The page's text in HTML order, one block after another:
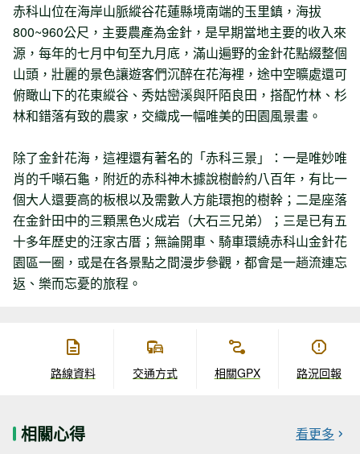
赤科山位在海岸山脈縱谷花蓮縣境南端的玉里鎮，海拔
800~960公尺，主要農產為金針，是早期當地主要的收入來
源，每年的七月中旬至九月底，滿山遍野的金針花點綴整個
山頭，壯麗的景色讓遊客們沉醉在花海裡，途中空曠處還可
俯瞰山下的花東縱谷、秀姑巒溪與阡陌良田，搭配竹林、杉
林和錯落有致的農家，交織成一幅唯美的田園風景畫。
除了金針花海，這裡還有著名的「赤科三景」：一是唯妙唯
肖的千噸石龜，附近的赤科神木據說樹齡約八百年，有比一
個大人還要高的板根以及需數人方能環抱的樹幹；二是座落
在金針田中的三顆黑色火成岩（大石三兄弟）；三是已有五
十多年歷史的汪家古厝；無論開車、騎車環繞赤科山金針花
園區一圈，或是在各景點之間漫步參觀，都會是一趟流連忘
返、樂而忘憂的旅程。
路線資料 交通方式 相關GPX 路況回報
相關心得 看更多